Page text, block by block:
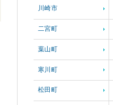
川崎市
二宮町
葉山町
寒川町
松田町